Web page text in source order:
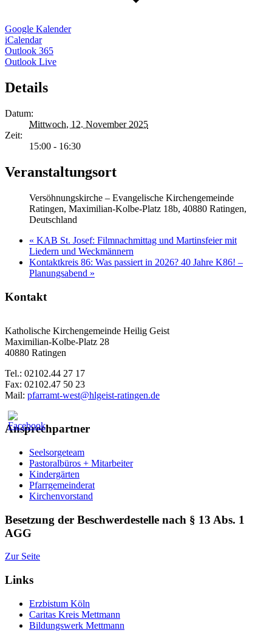
Google Kalender
iCalendar
Outlook 365
Outlook Live
Details
Datum:
Mittwoch, 12. November 2025
Zeit:
15:00 - 16:30
Veranstaltungsort
Versöhnungskirche – Evangelische Kirchengemeinde
Ratingen, Maximilian-Kolbe-Platz 18b, 40880 Ratingen,
Deutschland
« KAB St. Josef: Filmnachmittag und Martinsfeier mit
Liedern und Weckmännern
Kontaktkreis 86: Was passiert in 2026? 40 Jahre K86! –
Planungsabend »
Kontakt
Katholische Kirchengemeinde Heilig Geist
Maximilian-Kolbe-Platz 28
40880 Ratingen
Tel.: 02102.44 27 17
Fax: 02102.47 50 23
Mail: pfarramt-west@hlgeist-ratingen.de
Ansprechpartner
Seelsorgeteam
Pastoralbüros + Mitarbeiter
Kindergärten
Pfarrgemeinderat
Kirchenvorstand
Besetzung der Beschwerdestelle nach § 13 Abs. 1
AGG
Zur Seite
Links
Erzbistum Köln
Caritas Kreis Mettmann
Bildungswerk Mettmann